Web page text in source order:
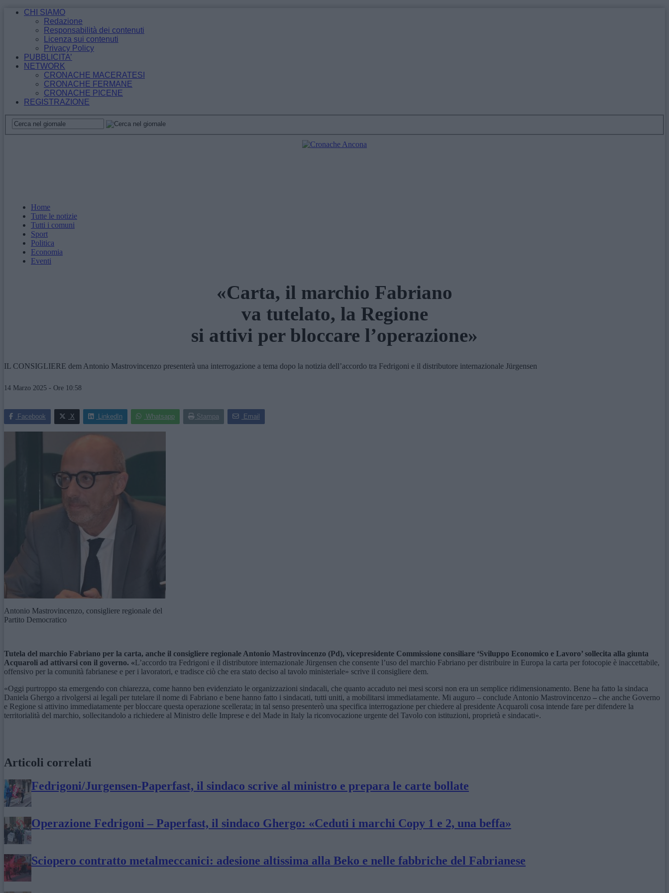
CHI SIAMO
Redazione
Responsabilità dei contenuti
Licenza sui contenuti
Privacy Policy
PUBBLICITA’
NETWORK
CRONACHE MACERATESI
CRONACHE FERMANE
CRONACHE PICENE
REGISTRAZIONE
Home
Tutte le notizie
Tutti i comuni
Sport
Politica
Economia
Eventi
«Carta, il marchio Fabriano
va tutelato, la Regione
si attivi per bloccare l’operazione»
IL CONSIGLIERE dem Antonio Mastrovincenzo presenterà una interrogazione a tema dopo la notizia dell’accordo tra Fedrigoni e il distributore internazionale Jürgensen
14 Marzo 2025 - Ore 10:58
Facebook X LinkedIn Whatsapp Stampa Email
Antonio Mastrovincenzo, consigliere regionale del
Partito Democratico
Tutela del marchio Fabriano per la carta, anche il consigliere regionale Antonio Mastrovincenzo (Pd), vicepresidente Commissione consiliare ‘Sviluppo Economico e Lavoro’ sollecita alla giunta
Acquaroli ad attivarsi con il governo. «L’accordo tra Fedrigoni e il distributore internazionale Jürgensen che consente l’uso del marchio Fabriano per distribuire in Europa la carta per fotocopie è inaccettabile,
offensivo per la comunità fabrianese e per i lavoratori, e tradisce ciò che era stato deciso al tavolo ministeriale» scrive il consigliere dem.
«Oggi purtroppo sta emergendo con chiarezza, come hanno ben evidenziato le organizzazioni sindacali, che quanto accaduto nei mesi scorsi non era un semplice ridimensionamento. Bene ha fatto la sindaca
Daniela Ghergo a rivolgersi ai legali per tutelare il nome di Fabriano e bene hanno fatto i sindacati, tutti uniti, a mobilitarsi immediatamente. Mi auguro – conclude Antonio Mastrovincenzo – che anche Governo
e Regione si attivino immediatamente per bloccare questa operazione scellerata; in tal senso presenterò una specifica interrogazione per chiedere al presidente Acquaroli cosa intende fare per difendere la
territorialità del marchio, sollecitandolo a richiedere al Ministro delle Imprese e del Made in Italy la riconvocazione urgente del Tavolo con istituzioni, proprietà e sindacati».
Articoli correlati
Fedrigoni/Jurgensen-Paperfast, il sindaco scrive al ministro e prepara le carte bollate
Operazione Fedrigoni – Paperfast, il sindaco Ghergo: «Ceduti i marchi Copy 1 e 2, una beffa»
Sciopero contratto metalmeccanici: adesione altissima alla Beko e nelle fabbriche del Fabrianese